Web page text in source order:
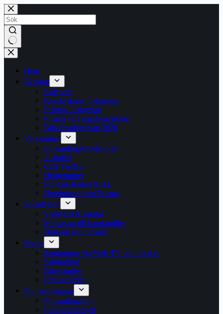
Hoppa
till
innehåll
Inga
resultat
Hem
På gång
Kalender
Korskyrkans Instagram
Prismas Instagram
Prisma vårt ungdomsarbete
Bibelläsningsplan 2026
Verksamhet
Församlingsbibelskolan
11-kaffet
Café Fredag
Hemgrupper
Söndagsskolan & XL
Ungdomsarbetet Prisma
Socialt stöd
Själavård & samtal
Matkassar till barnfamiljer
Diakoni och omsorg
Media
Sändningar via Web-TV och lokal tv
Sändningar
Bibelstudier
Predikoserier
För medlemmar
Församlingsinfo
Lokalbokningen